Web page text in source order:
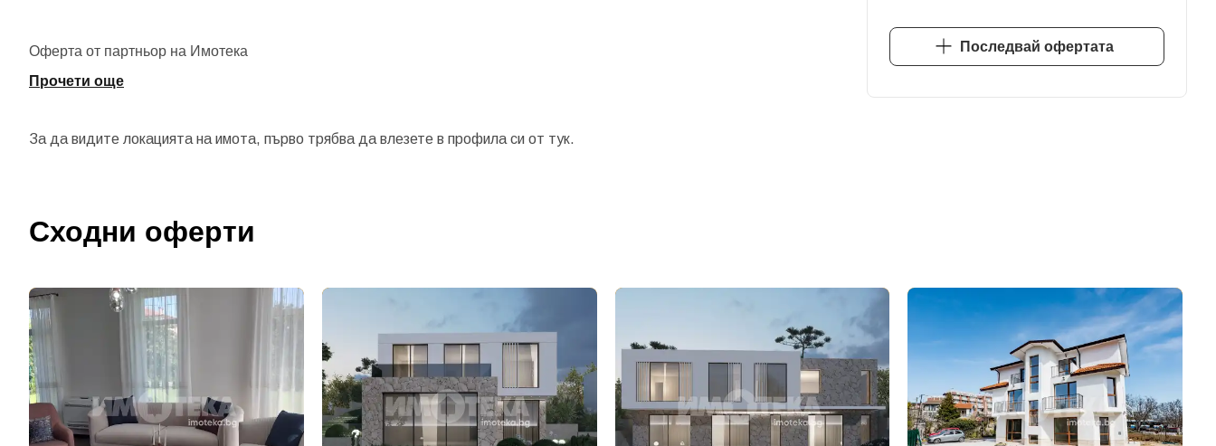
Оферта от партньор на Имотека
Прочети още
За да видите локацията на имота, първо трябва да влезете в профила си от тук.
Последвай офертата
Сходни оферти